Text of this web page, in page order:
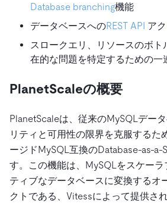
Database branching機能
データベースへのREST API ア
スロークエリ、リソースのボ
在的な問題を特定するための一
PlanetScaleの概要
PlanetScaleは、従来のMySQLデー
リティと可用性の限界を克服するた
ージドMySQL互換のDatabase-as-a-
す。この機能は、MySQLをスケーラ
ティブなデータベースに変換するオ
クトである、Vitessによって提供され